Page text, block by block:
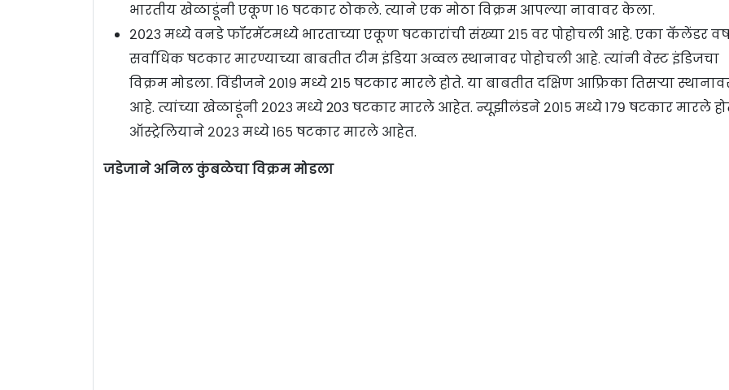
भारतीय खेळाडूंनी एकूण १६ षटकार ठोकले. त्याने एक मोठा विक्रम आपल्या नावावर केला.
२०२३ मध्ये वनडे फॉरमॅटमध्ये भारताच्या एकूण षटकारांची संख्या २१५ वर पोहोचली आहे. एका कॅलेंडर
सर्वाधिक षटकार मारण्याच्या बाबतीत टीम इंडिया अव्वल स्थानावर पोहोचली आहे. त्यांनी वेस्ट इंडिजचा
विक्रम मोडला. विंडीजने २०१९ मध्ये २१५ षटकार मारले होते. या बाबतीत दक्षिण आफ्रिका तिसऱ्या
आहे. त्यांच्या खेळाडूंनी २०२३ मध्ये 203 षटकार मारले आहेत. न्यूझीलंडने २०१५ मध्ये १७९ षटकार मारले
ऑस्ट्रेलियाने २०२३ मध्ये १६५ षटकार मारले आहेत.
जडेजाने अनिल कुंबळेचा विक्रम मोडला